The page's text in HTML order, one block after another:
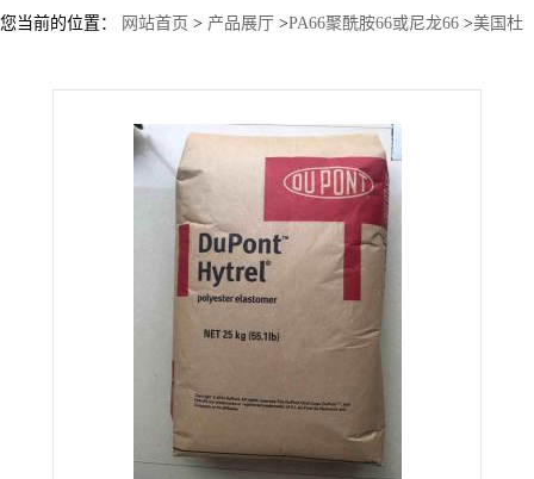
您当前的位置： 网站首页 > 产品展厅 >PA66聚酰胺66或尼龙66 >美国杜